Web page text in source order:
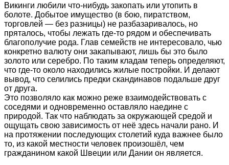
Викинги любили что-нибудь закопать или утопить в
болоте. Добытое имущество (в бою, пиратством,
торговлей — без разницы) не разбазаривалось, но
пряталось, чтобы лежать где-то рядом и обеспечивать
благополучие рода. Глав семейств не интересовало, чью
конкретно валюту они закапывают, лишь бы это было
золото или серебро. По таким кладам теперь определяют,
что где-то около находились жилые постройки. И делают
вывод, что селились предки скандинавов подальше друг
от друга.
Это позволяло как можно реже взаимодействовать с
соседями и одновременно оставляло наедине с
природой. Так что наблюдать за окружающей средой и
ощущать свою зависимость от неё здесь начали рано. И
на протяжении последующих столетий куда важнее было
то, из какой местности человек произошёл, чем
гражданином какой Швеции или Дании он является.